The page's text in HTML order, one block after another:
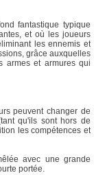
fantastique typique
et où les joueurs
les ennemis et
grâce auxquelles
armes et armures qui
peuvent changer de
qu'ils sont hors de
les compétences et
avec une grande
portée.